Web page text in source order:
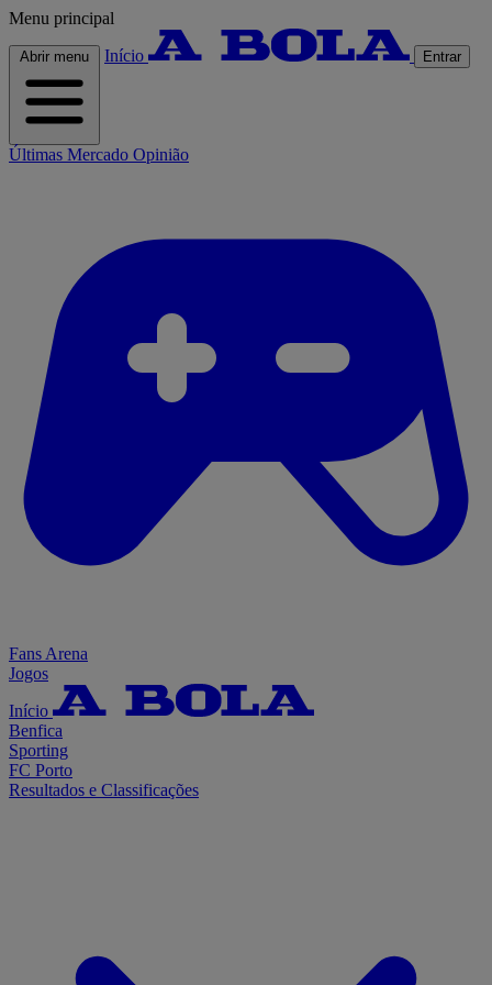
Menu principal
Abrir menu Início Entrar
Últimas Mercado Opinião
Fans Arena
Jogos
Início
Benfica
Sporting
FC Porto
Resultados e Classificações